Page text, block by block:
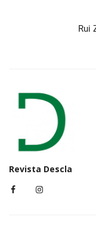
Rui
Revista Descla